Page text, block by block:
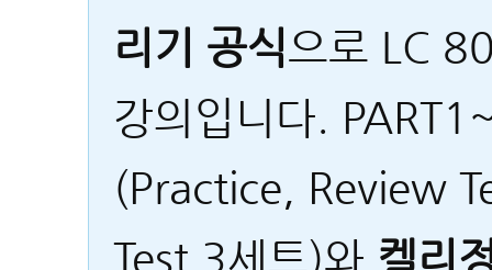
리기 공식으로 LC
강의입니다.
(Practice, Review
Test 3세트)와 켈리